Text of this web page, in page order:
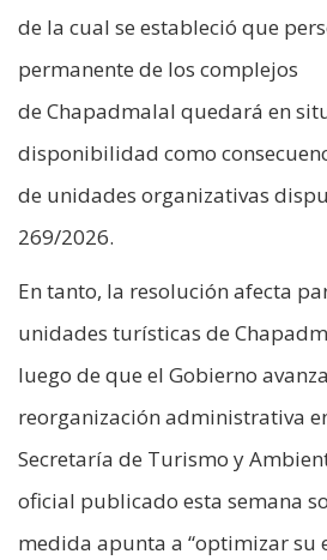
de la cual se estableció que
permanente de los complejos
de Chapadmalal quedará en
disponibilidad como
de unidades organizativas
269/2026.
En tanto, la resolución afecta
unidades turísticas de
luego de que el Gobierno
reorganización administrativa
Secretaría de Turismo y
oficial publicado esta semana
medida apunta a “optimizar su